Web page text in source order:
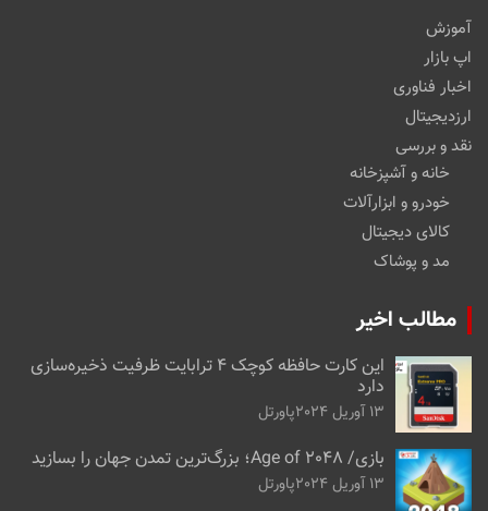
آموزش
اپ بازار
اخبار فناوری
ارزدیجیتال
نقد و بررسی
خانه و آشپزخانه
خودرو و ابزارآلات
کالای دیجیتال
مد و پوشاک
مطالب اخیر
این کارت حافظه کوچک ۴ ترابایت ظرفیت ذخیره‌سازی
دارد
13 آوریل 2024 پاورتل
بازی/ Age of 2048؛ بزرگ‌ترین تمدن جهان را بسازید
13 آوریل 2024 پاورتل